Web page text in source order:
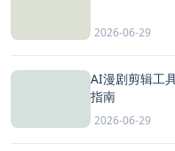
2026-06-29
AI漫剧剪辑工
指南
2026-06-29